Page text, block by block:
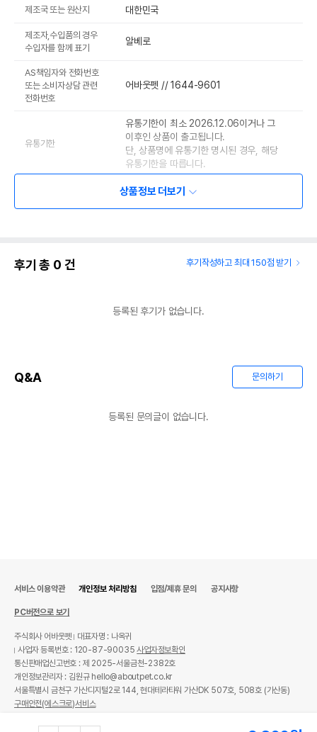
제조국 또는 원산지 대한민국
제조자,수입품의 경우
수입자를 함께 표기
알베로
AS책임자와 전화번호
또는 소비자상담 관련
전화번호
어바웃펫 // 1644-9601
유통기한
유통기한이 최소 2026.12.06이거나 그
이후인 상품이 출고됩니다.
단, 상품명에 유통기한 명시된 경우, 해당
유통기한을 따릅니다.
상품정보 더보기
후기 총 0 건 후기작성하고 최대 150점 받기
등록된 후기가 없습니다.
Q&A 문의하기
등록된 문의글이 없습니다.
서비스 이용약관 개인정보 처리방침 입점/제휴 문의 공지사항
PC버전으로 보기
주식회사 어바웃펫
대표자명 : 나옥귀
사업자 등록번호 : 120-87-90035사업자정보확인
통신판매업신고번호 : 제 2025-서울금천-2382호
개인정보관리자 : 김원규 hello@aboutpet.co.kr
서울특별시 금천구 가산디지털2로 144, 현대테라타워 가산DK 507호, 508호 (가산동)
구매안전(에스크로)서비스